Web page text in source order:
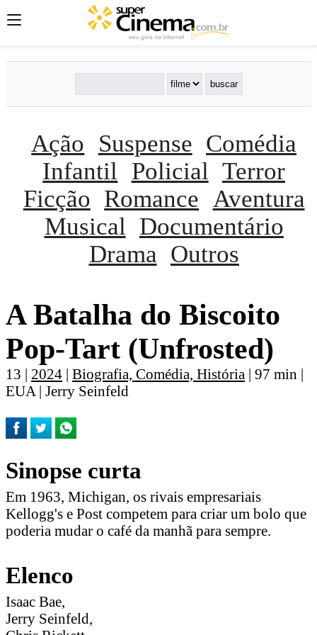
Ação Suspense Comédia
Infantil
Policial Terror
Ficção Romance Aventura
Musical
Documentário
Drama Outros
A Batalha do Biscoito
Pop-Tart (Unfrosted)
13 | 2024 | Biografia, Comédia, História | 97 min |
EUA | Jerry Seinfeld
Sinopse curta
Em 1963, Michigan, os rivais empresariais
Kellogg's e Post competem para criar um bolo que
poderia mudar o café da manhã para sempre.
Elenco
Isaac Bae,
Jerry Seinfeld,